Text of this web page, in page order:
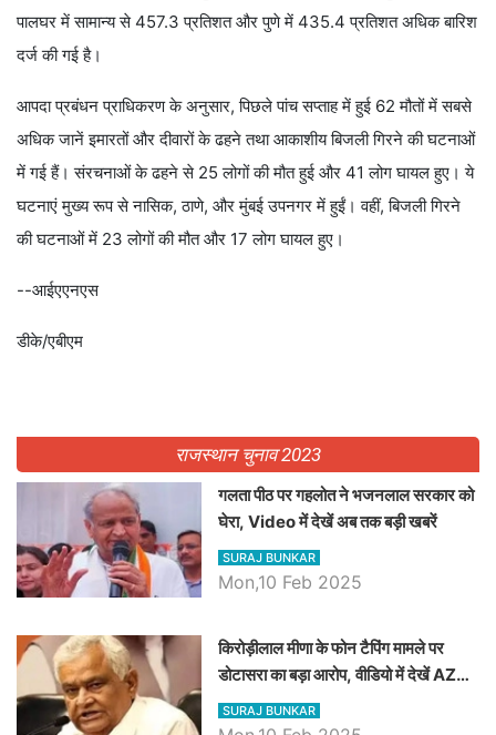
पालघर में सामान्य से 457.3 प्रतिशत और पुणे में 435.4 प्रतिशत अधिक बारिश
दर्ज की गई है।
आपदा प्रबंधन प्राधिकरण के अनुसार, पिछले पांच सप्ताह में हुई 62 मौतों में सबसे
अधिक जानें इमारतों और दीवारों के ढहने तथा आकाशीय बिजली गिरने की घटनाओं
में गई हैं। संरचनाओं के ढहने से 25 लोगों की मौत हुई और 41 लोग घायल हुए। ये
घटनाएं मुख्य रूप से नासिक, ठाणे, और मुंबई उपनगर में हुईं। वहीं, बिजली गिरने
की घटनाओं में 23 लोगों की मौत और 17 लोग घायल हुए।
--आईएएनएस
डीके/एबीएम
राजस्थान चुनाव 2023
गलता पीठ पर गहलोत ने भजनलाल सरकार को
घेरा, Video में देखें अब तक बड़ी खबरें
SURAJ BUNKAR
Mon,10 Feb 2025
किरोड़ीलाल मीणा के फोन टैपिंग मामले पर
डोटासरा का बड़ा आरोप, वीडियो में देखें AZ
बड़ी खबरें
SURAJ BUNKAR